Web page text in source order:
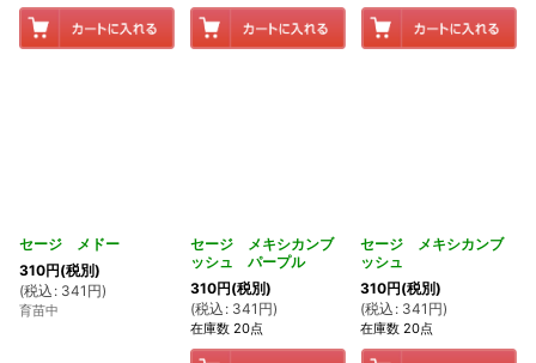
セージ メドー
310円(税別)
(税込 : 341 円)
育苗中
セージ メキシカンブ
ッシュ パープル
310円(税別)
(税込 : 341 円)
在庫数 20点
セージ メキシカンブ
ッシュ
310円(税別)
(税込 : 341 円)
在庫数 20点